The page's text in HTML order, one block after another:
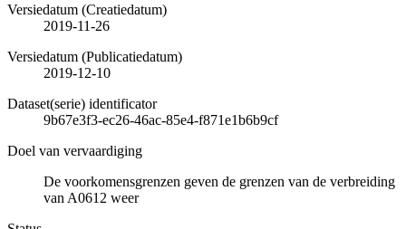
Versiedatum (Creatiedatum)
2019-11-26
Versiedatum (Publicatiedatum)
2019-12-10
Dataset(serie) identificator
9b67e3f3-ec26-46ac-85e4-f871e1b6b9cf
Doel van vervaardiging
De voorkomensgrenzen geven de grenzen van de verbreiding
van A0612 weer